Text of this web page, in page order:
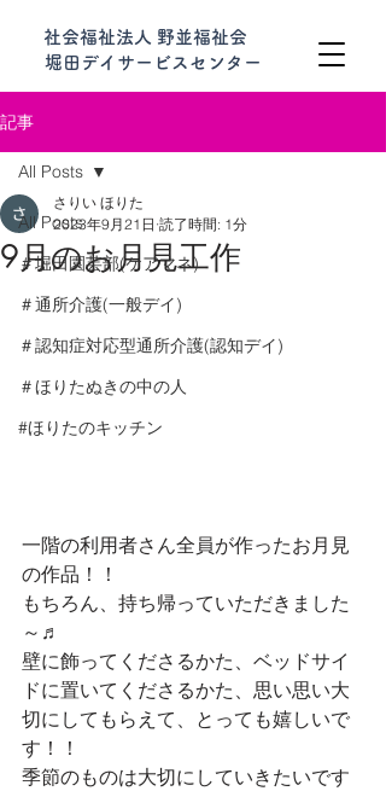
社会福祉法人 野並福祉会
堀田デイサービスセンター
記事
All Posts
＃堀田園芸部(ケアマネ)
＃通所介護(一般デイ)
＃認知症対応型通所介護(認知デイ)
＃ほりたぬきの中の人
#ほりたのキッチン
All Posts
9月のお月見工作
さりい ほりた
2023年9月21日 読了時間: 1分
一階の利用者さん全員が作ったお月見
の作品！！
もちろん、持ち帰っていただきました
～♬
壁に飾ってくださるかた、ベッドサイ
ドに置いてくださるかた、思い思い大
切にしてもらえて、とっても嬉しいで
す！！
季節のものは大切にしていきたいです